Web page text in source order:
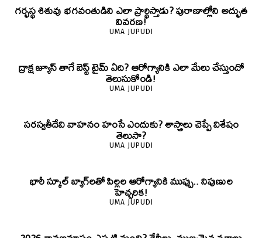
గర్భస్థ శిశువు భగవంతుడిని ఎలా ప్రార్థిస్తాడు? పురాణాల్లోని అద్భుత
వివరణ!
UMA JUPUDI
ద్రాక్ష జ్యూస్ తాగే బెస్ట్ టైమ్ ఏది? ఆరోగ్యానికి ఎలా మేలు చేస్తుందో
తెలుసుకోండి!
UMA JUPUDI
సరస్వతీదేవి వాహనం హంసే ఎందుకు? శాస్త్రాలు చెప్పే విశేషం
తెలుసా?
UMA JUPUDI
భారీ స్కూల్ బ్యాగ్‌లతో పిల్లల ఆరోగ్యానికి ముప్పు.. నిపుణుల
హెచ్చరిక!
UMA JUPUDI